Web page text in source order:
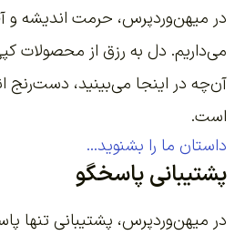
در میهن‌وردپرس، حرمت اندیشه و
می‌داریم. دل به رزق از محصولات
آن‌چه در اینجا می‌بینید، دست‌رنج
است.
داستان ما را بشنوید...
پشتیبانی پاسخگو
در میهن‌وردپرس، پشتیبانی تنها